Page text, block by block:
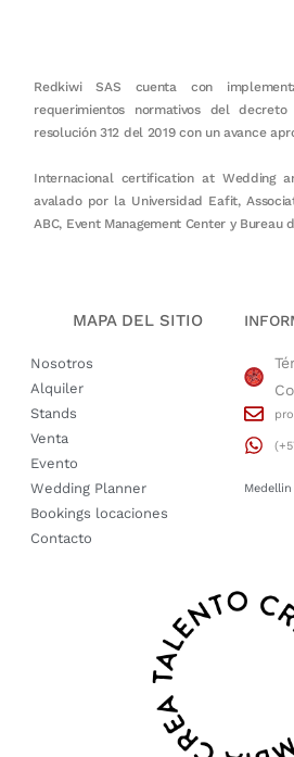
Redkiwi SAS cuenta con
requerimientos normativos del
resolución 312 del 2019 con un avance
Internacional certification at Wedding
avalado por la Universidad Eafit,
ABC, Event Management Center y Bureau
MAPA DEL SITIO
Nosotros
Alquiler
Stands
Venta
Evento
Wedding Planner
Bookings locaciones
Contacto